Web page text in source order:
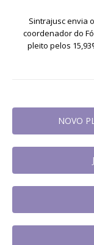
Sintrajusc envia
coordenador do
pleito pelos
NOVO